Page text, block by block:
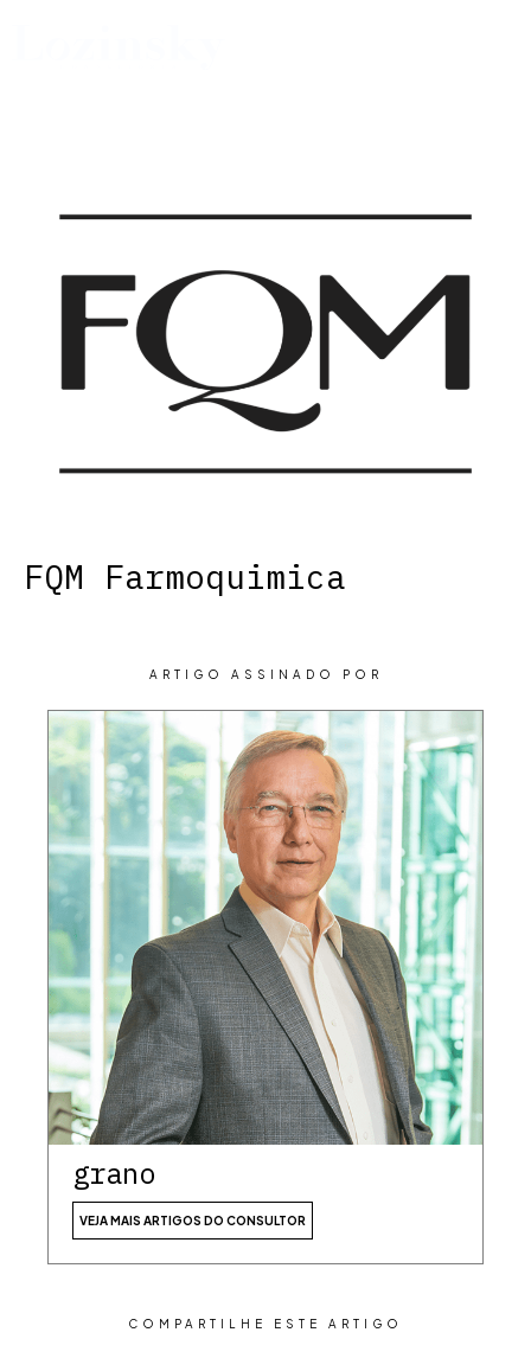
FQM Farmoquimica
ARTIGO ASSINADO POR
grano
VEJA MAIS ARTIGOS DO CONSULTOR
COMPARTILHE ESTE ARTIGO